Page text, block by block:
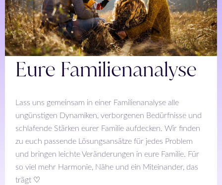
Eure Familienanalyse
Lass uns gemeinsam in einer Familienanalyse alle
ungünstigen Dynamiken, verborgenen Bedürfnisse und
schlafende Stärken eurer Familie aufdecken. Wir finden
zu euch passende Lösungsansätze für jedes Problem
und bringen leichte Veränderungen in eure Familie. Für
so viel mehr Harmonie, Nähe und ein Miteinander, das
trägt ♡